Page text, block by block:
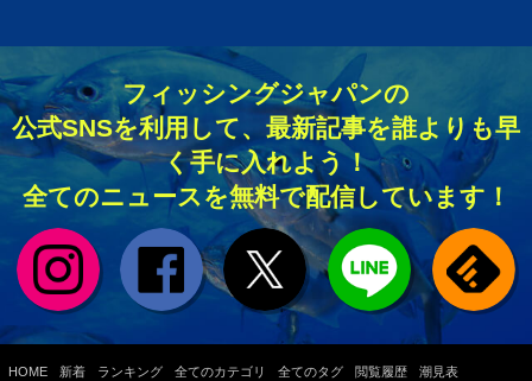
フィッシングジャパンの
公式SNSを利用して、最新記事を誰よりも早
く手に入れよう！
全てのニュースを無料で配信しています！
HOME 新着 ランキング 全てのカテゴリ 全てのタグ 閲覧履歴 潮見表